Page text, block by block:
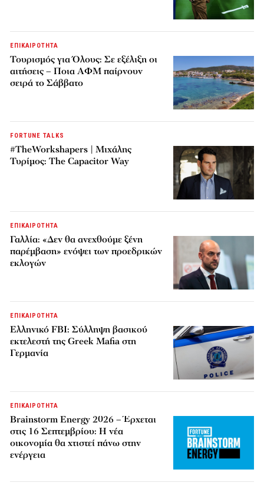
ΕΠΙΚΑΙΡΟΤΗΤΑ
Τουρισμός για Όλους: Σε εξέλιξη οι
αιτήσεις – Ποια ΑΦΜ παίρνουν
σειρά το Σάββατο
FORTUNE TALKS
#TheWorkshapers | Μιχάλης
Τυρίμος: The Capacitor Way
ΕΠΙΚΑΙΡΟΤΗΤΑ
Γαλλία: «Δεν θα ανεχθούμε ξένη
παρέμβαση» ενόψει των προεδρικών
εκλογών
ΕΠΙΚΑΙΡΟΤΗΤΑ
Ελληνικό FBI: Σύλληψη βασικού
εκτελεστή της Greek Mafia στη
Γερμανία
ΕΠΙΚΑΙΡΟΤΗΤΑ
Brainstorm Energy 2026 – Έρχεται
στις 16 Σεπτεμβρίου: Η νέα
οικονομία θα χτιστεί πάνω στην
ενέργεια